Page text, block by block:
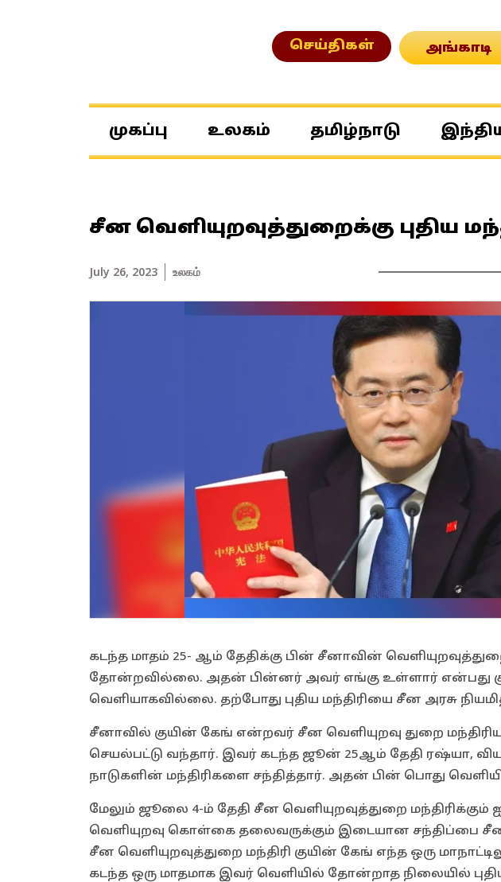
செய்திகள் அங்காடி
முகப்பு உலகம் தமிழ்நாடு
சீன வெளியுறவுத்துறைக்கு புதிய
July 26, 2023 உலகம்
கடந்த மாதம் 25- ஆம் தேதிக்கு பின் சீனாவின்
தோன்றவில்லை. அதன் பின்னர் அவர் எங்கு உள்ளார் என்பது
வெளியாகவில்லை. தற்போது புதிய மந்திரியை சீன அரசு
சீனாவில் குயின் கேங் என்றவர் சீன வெளியுறவு துறை
செயல்பட்டு வந்தார். இவர் கடந்த ஜூன் 25ஆம் தேதி ரஷ்யா,
நாடுகளின் மந்திரிகளை சந்தித்தார். அதன் பின் பொது
மேலும் ஜூலை 4-ம் தேதி சீன வெளியுறவுத்துறை
வெளியுறவு கொள்கை தலைவருக்கும் இடையான சந்திப்பை
சீன வெளியுறவுத்துறை மந்திரி குயின் கேங் எந்த ஒரு
கடந்த ஒரு மாதமாக இவர் வெளியில் தோன்றாத நிலையில்